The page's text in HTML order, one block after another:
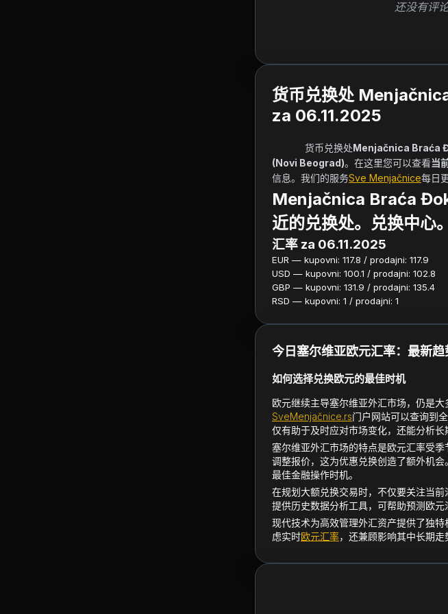
还没有评
货币兑换处
za 06.11.2025
            货币兑换处
Menjačnica Braća
(Novi Beograd)。在这里您可以查看当
信息。我们的服务Sve Menjačnice每日
Menjačnica Braća
近的兑换处。兑换中心。
汇率 za 06.11.2025
EUR — kupovni: 117.8 / prodajni: 117.9
USD — kupovni: 100.1 / prodajni: 102.8
GBP — kupovni: 131.9 / prodajni: 135.4
RSD — kupovni: 1 / prodajni: 1
今日塞尔维亚欧元汇率：最新趋
如何选择兑换欧元的最佳时机
欧元继续主导塞尔维亚外汇市场，仍是
SveMenjačnice.rs门户网站可以查询到
仅有助于及时应对市场变化，还能分析长
塞尔维亚外汇市场的特点是欧元汇率受
调整报价，这为优惠兑换创造了额外机
最佳金融操作时机。
在规划大额兑换交易时，不仅要关注当前
提供历史数据分析工具，可帮助预测欧元
现代技术为高效管理外汇资产提供了独
虑实时欧元汇率，还兼顾影响其中长期走